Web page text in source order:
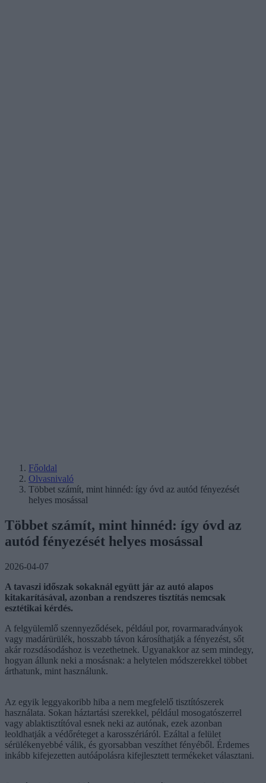
Főoldal
Olvasnivaló
Többet számít, mint hinnéd: így óvd az autód fényezését
helyes mosással
Többet számít, mint hinnéd: így óvd az
autód fényezését helyes mosással
2026-04-07
A tavaszi időszak sokaknál együtt jár az autó alapos
kitakarításával, azonban a rendszeres tisztítás nemcsak
esztétikai kérdés.
A felgyülemlő szennyeződések, például por, rovarmaradványok
vagy madárürülék, hosszabb távon károsíthatják a fényezést, sőt
akár rozsdásodáshoz is vezethetnek. Ugyanakkor az sem mindegy,
hogyan állunk neki a mosásnak: a helytelen módszerekkel többet
árthatunk, mint használunk.
Az egyik leggyakoribb hiba a nem megfelelő tisztítószerek
használata. Sokan háztartási szerekkel, például mosogatószerrel
vagy ablaktisztítóval esnek neki az autónak, ezek azonban
leoldhatják a védőréteget a karosszériáról. Ezáltal a felület
sérülékenyebbé válik, és gyorsabban veszíthet fényéből. Érdemes
inkább kifejezetten autóápolásra kifejlesztett termékeket választani.